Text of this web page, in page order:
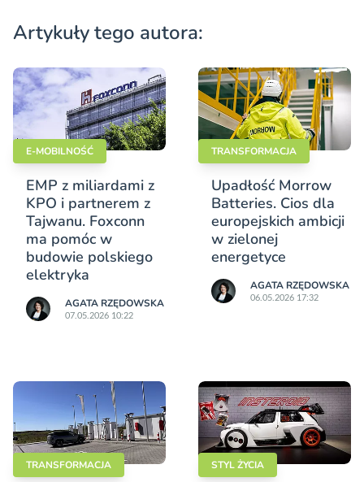
Artykuły tego autora:
E-MOBILNOŚĆ
EMP z miliardami z
KPO i partnerem z
Tajwanu. Foxconn
ma pomóc w
budowie polskiego
elektryka
AGATA RZĘDOWSKA
07.05.2026 10:22
TRANSFORMACJA
Upadłość Morrow
Batteries. Cios dla
europejskich ambicji
w zielonej
energetyce
AGATA RZĘDOWSKA
06.05.2026 17:32
TRANSFORMACJA STYL ŻYCIA